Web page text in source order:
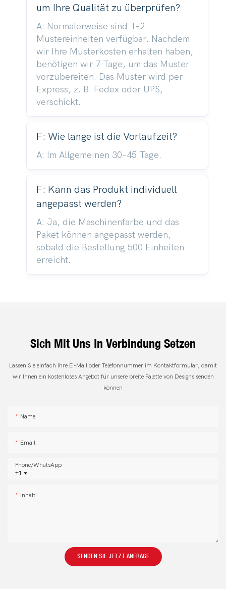
um Ihre Qualität zu überprüfen?
A: Normalerweise sind 1–2
Mustereinheiten verfügbar. Nachdem
wir Ihre Musterkosten erhalten haben,
benötigen wir 7 Tage, um das Muster
vorzubereiten. Das Muster wird per
Express, z. B. Fedex oder UPS,
verschickt.
F: Wie lange ist die Vorlaufzeit?
A: Im Allgemeinen 30–45 Tage.
F: Kann das Produkt individuell
angepasst werden?
A: Ja, die Maschinenfarbe und das
Paket können angepasst werden,
sobald die Bestellung 500 Einheiten
erreicht.
Sich Mit Uns In Verbindung Setzen
Lassen Sie einfach Ihre E -Mail oder Telefonnummer im Kontaktformular, damit
wir Ihnen ein kostenloses Angebot für unsere breite Palette von Designs senden
können
Name
Email
+1
Phone/whatsApp
Inhalt
SENDEN SIE JETZT ANFRAGE